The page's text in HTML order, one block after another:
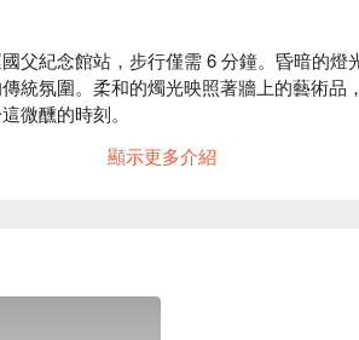
父紀念館站，步行僅需 6 分鐘。昏暗的燈
統氛圍。柔和的燭光映照著牆上的藝術品
微醺的時刻。
橫隔膜、上吉嚴選香蘋和牛卷及北海道白
、浪漫約會、日常餐廳
路
顯示更多介紹